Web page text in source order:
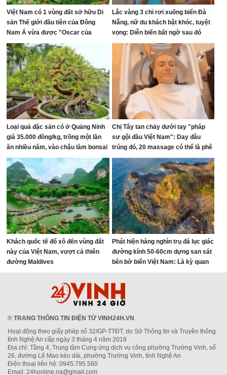
Việt Nam có 1 vùng đất sở hữu Di
sản Thế giới đầu tiên của Đông
Nam Á vừa được "Oscar của
ngành du lịch" đề cử, là nơi tỷ phú
Xuân Trường đầu tư KDL tâm linh
12.000 ha
Lắc vàng 3 chỉ rơi xuống biển Đà
Nẵng, nữ du khách bật khóc, tuyệt
vọng: Diễn biến bất ngờ sau đó
Loại quả đặc sản có ở Quảng Ninh
giá 35.000 đồng/kg, trồng một lần
ăn nhiều năm, vào chậu làm bonsai
giúp chiêu tài
Chị Tây tan chảy dưới tay "pháp
sư gội đầu Việt Nam": Day đâu
trúng đó, 20 massage có thể là phê
nhất cuộc đời!
Khách quốc tế đổ xô đến vùng đất
này của Việt Nam, vượt cả thiên
đường Maldives
Phát hiện hàng nghìn trụ đá lục giác
đường kính 50-60cm dựng san sát
bên bờ biển Việt Nam: Là kỳ quan
hiếm gặp trên thế giới, đã hơn 2
triệu năm tuổi
® TRANG THÔNG TIN ĐIỆN TỬ VINH24H.VN
Hoạt động theo giấy phép số 32/GP-TTĐT, do Sở Thông tin và Truyền thông
tỉnh Nghệ An cấp ngày 3 tháng 4 năm 2018
Địa chỉ: Tầng 4, Trung tâm Cung ứng dịch vụ công phường Trường Vinh, số
26, đường Lê Mao kéo dài, phường Trường Vinh, tỉnh Nghệ An
Điện thoại liên hệ: 0945.795.560
Email: 24honline.na@gmail.com